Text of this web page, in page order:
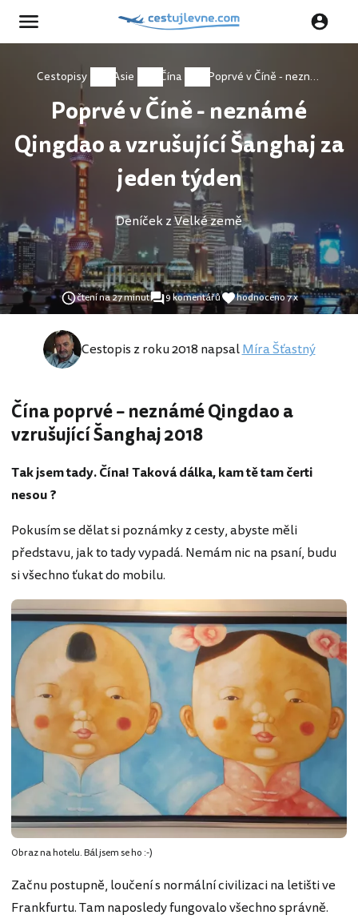
Cestopisy Asie Čína Poprvé v Číně - neznámé Qingdao a vzrušující Šanghaj za jeden týden
Poprvé v Číně - neznámé
Qingdao a vzrušující Šanghaj za
jeden týden
Deníček z Velké země
čtení na 27 minut 9 komentářů hodnoceno 7 x
Cestopis z roku 2018 napsalMíra Šťastný
Čína poprvé – neznámé Qingdao a
vzrušující Šanghaj 2018
Tak jsem tady. Čína! Taková dálka, kam tě tam čerti
nesou ?
Pokusím se dělat si poznámky z cesty, abyste měli
představu, jak to tady vypadá. Nemám nic na psaní, budu
si všechno ťukat do mobilu.
Obraz na hotelu. Bál jsem se ho :-)
Začnu postupně, loučení s normální civilizaci na letišti ve
Frankfurtu. Tam naposledy fungovalo všechno správně.